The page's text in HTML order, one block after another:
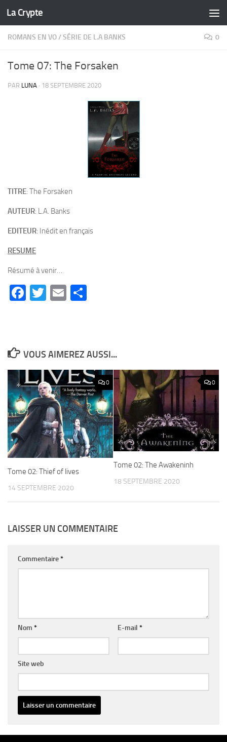
Skip to content
La Crypte
ROMANS EN VO/SÉRIE DE L.A BANKS 0
Tome 07: The Forsaken
PAR LUNA · 18 SEPTEMBRE 2020
TITRE: The Forsaken
AUTEUR: L.A. Banks
EDITEUR: Inédit en français
RESUME
Résumé à venir…
Facebook
Twitter
Email
VOUS AIMEREZ AUSSI...
0
Tome 02: Thief of lives
14 SEPTEMBRE 2020
0
Tome 02: The Awakeninh
18 SEPTEMBRE 2020
LAISSER UN COMMENTAIRE
Commentaire*
Nom * E-mail *
Site web